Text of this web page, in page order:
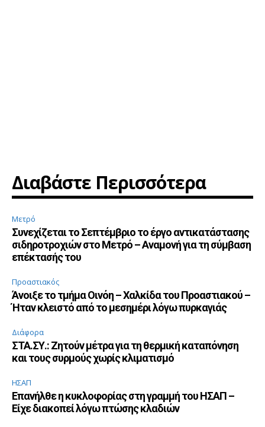
Διαβάστε Περισσότερα
Μετρό
Συνεχίζεται το Σεπτέμβριο το έργο αντικατάστασης
σιδηροτροχιών στο Μετρό – Αναμονή για τη σύμβαση
επέκτασής του
Προαστιακός
Άνοιξε το τμήμα Οινόη – Χαλκίδα του Προαστιακού –
Ήταν κλειστό από το μεσημέρι λόγω πυρκαγιάς
Διάφορα
ΣΤΑ.ΣΥ.: Ζητούν μέτρα για τη θερμική καταπόνηση
και τους συρμούς χωρίς κλιματισμό
ΗΣΑΠ
Επανήλθε η κυκλοφορίας στη γραμμή του ΗΣΑΠ –
Είχε διακοπεί λόγω πτώσης κλαδιών